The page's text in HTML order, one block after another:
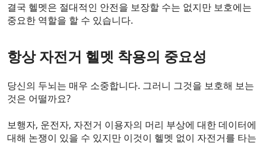
결국 헬멧은 절대적인 안전을 보장할 수는 없지만 보호에는
중요한 역할을 할 수 있습니다.
항상 자전거 헬멧 착용의 중요성
당신의 두뇌는 매우 소중합니다. 그러니 그것을 보호해 보는
것은 어떨까요?
보행자, 운전자, 자전거 이용자의 머리 부상에 대한 데이터에
대해 논쟁이 있을 수 있지만 이것이 헬멧 없이 자전거를 타는